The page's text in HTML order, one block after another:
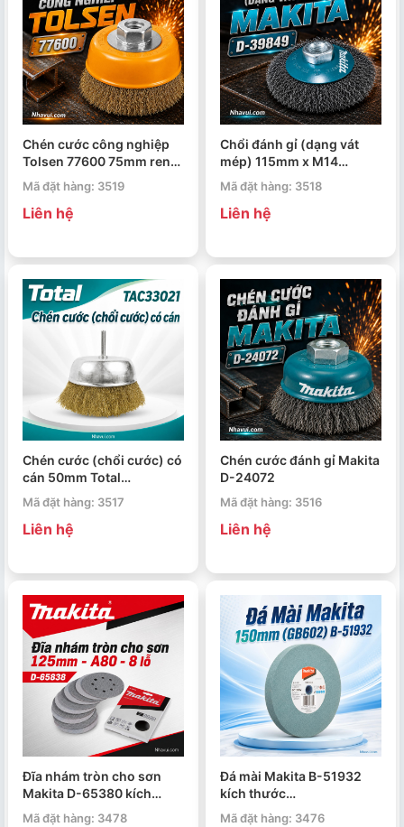
Chén cước công nghiệp
Tolsen 77600 75mm ren
M10x1,5
Mã đặt hàng: 3519
Liên hệ
Chổi đánh gỉ (dạng vát
mép) 115mm x M14
Makita D-39849
Mã đặt hàng: 3518
Liên hệ
Chén cước (chổi cước) có
cán 50mm Total
TAC33021
Mã đặt hàng: 3517
Liên hệ
Chén cước đánh gỉ Makita
D-24072
Mã đặt hàng: 3516
Liên hệ
Đĩa nhám tròn cho sơn
Makita D-65380 kích
thước 125mm A80 8 lỗ
Mã đặt hàng: 3478
Đá mài Makita B-51932
kích thước
150x16x12.7mm
Mã đặt hàng: 3476